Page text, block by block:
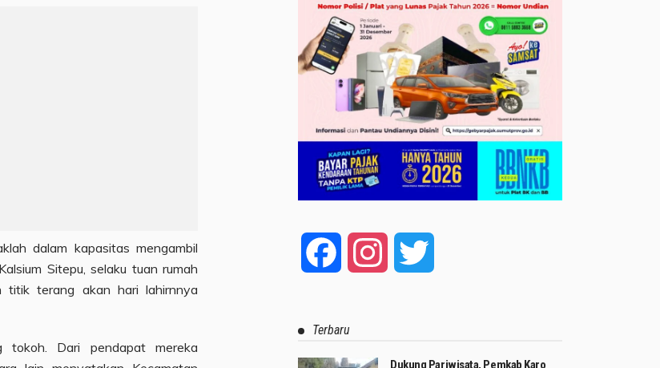
dalam kapasitas mengambil
Sitepu, selaku tuan rumah
titik terang akan hari lahirnnya
Dari pendapat mereka
Facebook Instagram
Terbaru
Dukung Pariwisata, Pemkab Karo